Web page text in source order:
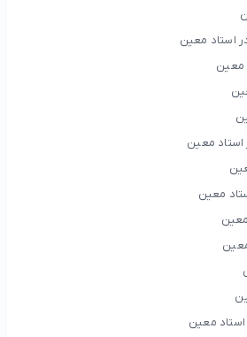
استاد معین
معین
معین
معین
معین